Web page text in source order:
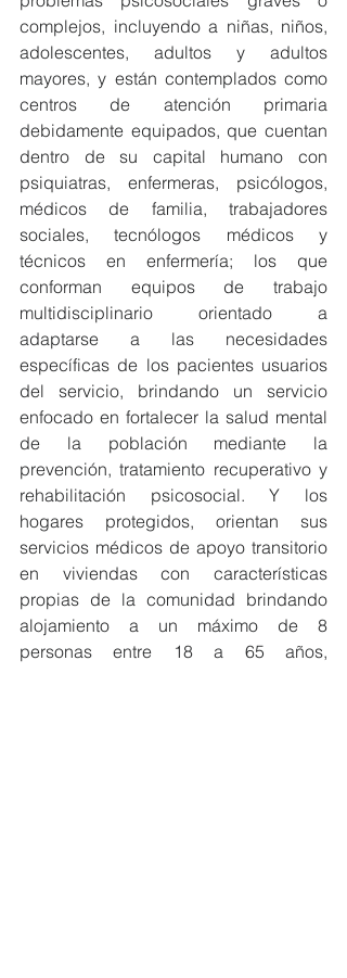
complejos, incluyendo a niñas, niños,
adolescentes, adultos y adultos
mayores, y están contemplados como
centros de atención primaria
debidamente equipados, que cuentan
dentro de su capital humano con
psiquiatras, enfermeras, psicólogos,
médicos de familia, trabajadores
sociales, tecnólogos médicos y
técnicos en enfermería; los que
conforman equipos de trabajo
multidisciplinario orientado a
adaptarse a las necesidades
específicas de los pacientes usuarios
del servicio, brindando un servicio
enfocado en fortalecer la salud mental
de la población mediante la
prevención, tratamiento recuperativo y
rehabilitación psicosocial. Y los
hogares protegidos, orientan sus
servicios médicos de apoyo transitorio
en viviendas con características
propias de la comunidad brindando
alojamiento a un máximo de 8
personas entre 18 a 65 años,